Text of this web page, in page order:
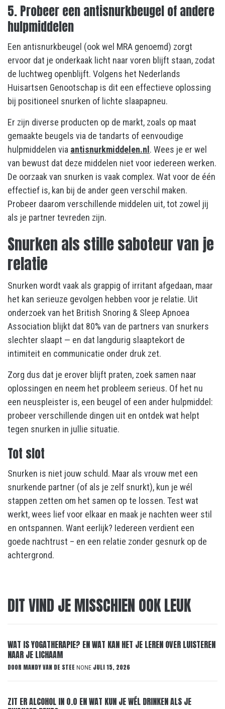
5. Probeer een antisnurkbeugel of andere
hulpmiddelen
Een antisnurkbeugel (ook wel MRA genoemd) zorgt
ervoor dat je onderkaak licht naar voren blijft staan, zodat
de luchtweg openblijft. Volgens het Nederlands
Huisartsen Genootschap is dit een effectieve oplossing
bij positioneel snurken of lichte slaapapneu.
Er zijn diverse producten op de markt, zoals op maat
gemaakte beugels via de tandarts of eenvoudige
hulpmiddelen via antisnurkmiddelen.nl. Wees je er wel
van bewust dat deze middelen niet voor iedereen werken.
De oorzaak van snurken is vaak complex. Wat voor de één
effectief is, kan bij de ander geen verschil maken.
Probeer daarom verschillende middelen uit, tot zowel jij
als je partner tevreden zijn.
Snurken als stille saboteur van je
relatie
Snurken wordt vaak als grappig of irritant afgedaan, maar
het kan serieuze gevolgen hebben voor je relatie. Uit
onderzoek van het British Snoring & Sleep Apnoea
Association blijkt dat 80% van de partners van snurkers
slechter slaapt — en dat langdurig slaaptekort de
intimiteit en communicatie onder druk zet.
Zorg dus dat je erover blijft praten, zoek samen naar
oplossingen en neem het probleem serieus. Of het nu
een neuspleister is, een beugel of een ander hulpmiddel:
probeer verschillende dingen uit en ontdek wat helpt
tegen snurken in jullie situatie.
Tot slot
Snurken is niet jouw schuld. Maar als vrouw met een
snurkende partner (of als je zelf snurkt), kun je wél
stappen zetten om het samen op te lossen. Test wat
werkt, wees lief voor elkaar en maak je nachten weer stil
en ontspannen. Want eerlijk? Iedereen verdient een
goede nachtrust – en een relatie zonder gesnurk op de
achtergrond.
DIT VIND JE MISSCHIEN OOK LEUK
WAT IS YOGATHERAPIE? EN WAT KAN HET JE LEREN OVER LUISTEREN
NAAR JE LICHAAM
DOOR MANDY VAN DE STEE NONE JULI 15, 2026
ZIT ER ALCOHOL IN 0.0 EN WAT KUN JE WÉL DRINKEN ALS JE